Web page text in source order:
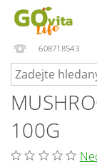
608718543
100G